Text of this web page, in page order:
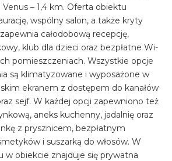
Venus – 1,4 km. Oferta obiektu
wspólny salon, a także kryty
całodobową recepcję,
klub dla dzieci oraz bezpłatne Wi-
pomieszczeniach. Wszystkie opcje
są klimatyzowane i wyposażone w
ekranem z dostępem do kanałów
sejf. W każdej opcji zapewniono też
aneks kuchenny, jadalnię oraz
z prysznicem, bezpłatnym
i suszarką do włosów. W
w obiekcie znajduje się prywatna